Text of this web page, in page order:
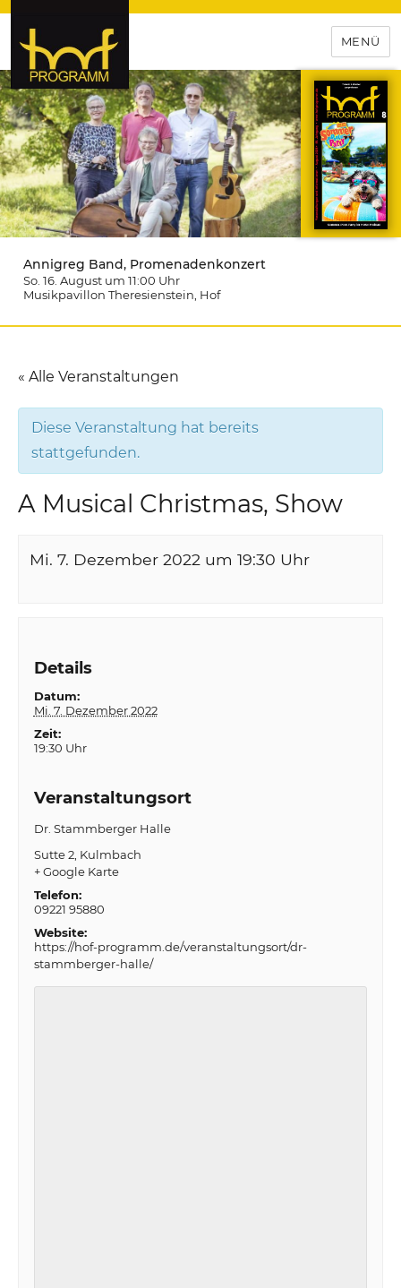
hof-programm – das
Veranstaltungsportal für
Hochfranken
MENÜ
Annigreg Band, Promenadenkonzert
So. 16. August um 11:00 Uhr
Musikpavillon Theresienstein , Hof
« Alle Veranstaltungen
Diese Veranstaltung hat bereits
stattgefunden.
A Musical Christmas, Show
Mi. 7. Dezember 2022 um 19:30 Uhr
Details
Datum:
Mi. 7. Dezember 2022
Zeit:
19:30 Uhr
Veranstaltungsort
Dr. Stammberger Halle
Sutte 2 Kulmbach
+ Google Karte
Telefon:
09221 95880
Website:
https://hof-programm.de/veranstaltungsort/dr-
stammberger-halle/